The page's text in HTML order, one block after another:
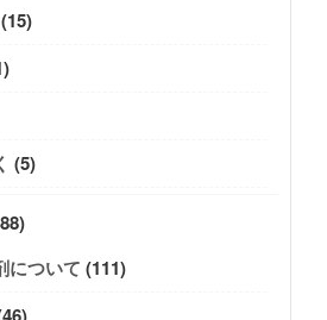
(5)
について (111)